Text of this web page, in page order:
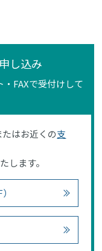
し込み
FAXで受付けして
はお近くの支
します。